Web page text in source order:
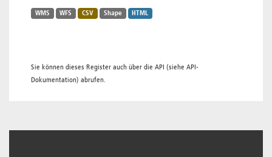
WMS WFS CSV Shape HTML
Sie können dieses Register auch über die API (siehe API-
Dokumentation) abrufen.